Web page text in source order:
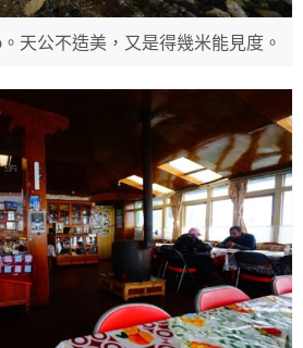
天公不造美，又是得幾米能見度。